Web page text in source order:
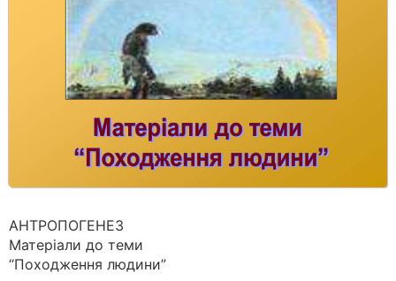
АНТРОПОГЕНЕЗ
Матеріали до теми
“Походження людини”